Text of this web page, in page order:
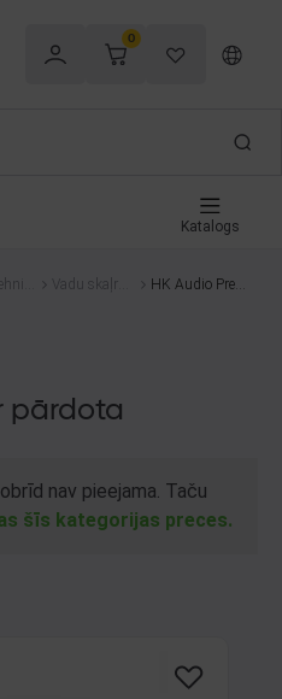
0
Katalogs
Vadu skaļruņ
HK Audio Premi
pārdota
nav pieejama. Taču
šīs kategorijas preces.